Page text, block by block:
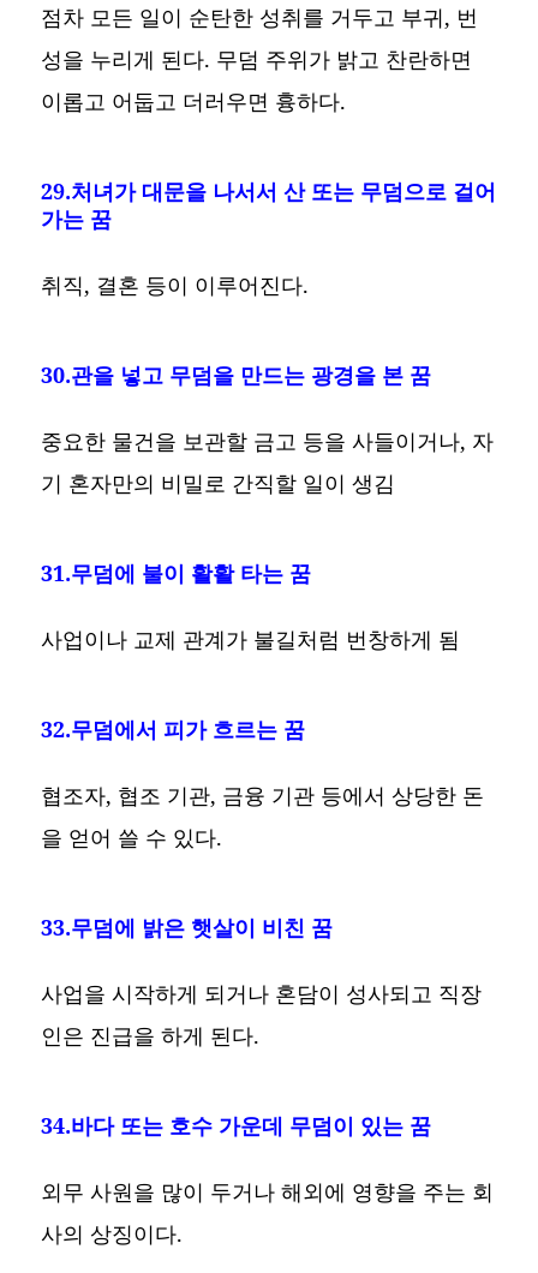
점차 모든 일이 순탄한 성취를 거두고 부귀, 번
성을 누리게 된다. 무덤 주위가 밝고 찬란하면
이롭고 어둡고 더러우면 흉하다.
29.처녀가 대문을 나서서 산 또는 무덤으로 걸어
가는 꿈
취직, 결혼 등이 이루어진다.
30.관을 넣고 무덤을 만드는 광경을 본 꿈
중요한 물건을 보관할 금고 등을 사들이거나, 자
기 혼자만의 비밀로 간직할 일이 생김
31.무덤에 불이 활활 타는 꿈
사업이나 교제 관계가 불길처럼 번창하게 됨
32.무덤에서 피가 흐르는 꿈
협조자, 협조 기관, 금융 기관 등에서 상당한 돈
을 얻어 쓸 수 있다.
33.무덤에 밝은 햇살이 비친 꿈
사업을 시작하게 되거나 혼담이 성사되고 직장
인은 진급을 하게 된다.
34.바다 또는 호수 가운데 무덤이 있는 꿈
외무 사원을 많이 두거나 해외에 영향을 주는 회
사의 상징이다.